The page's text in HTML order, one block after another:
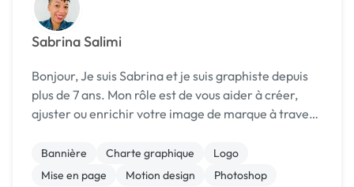
Sabrina Salimi
Bonjour, Je suis Sabrina et je suis graphiste depuis
plus de 7 ans. Mon rôle est de vous aider à créer,
ajuster ou enrichir votre image de marque à travers
Bannière Charte graphique
Logo
Mise en page
Motion design Photoshop